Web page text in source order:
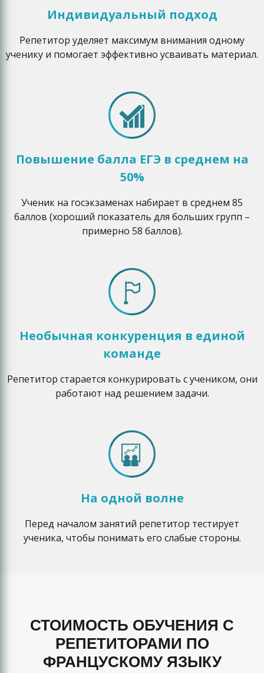
Индивидуальный подход
Репетитор уделяет максимум внимания одному
ученику и помогает эффективно усваивать материал.
Повышение балла ЕГЭ в среднем на
50%
Ученик на госэкзаменах набирает в среднем 85
баллов (хороший показатель для больших групп –
примерно 58 баллов).
Необычная конкуренция в единой
команде
Репетитор старается конкурировать с учеником, они
работают над решением задачи.
На одной волне
Перед началом занятий репетитор тестирует
ученика, чтобы понимать его слабые стороны.
СТОИМОСТЬ ОБУЧЕНИЯ С
РЕПЕТИТОРАМИ ПО
ФРАНЦУСКОМУ ЯЗЫКУ